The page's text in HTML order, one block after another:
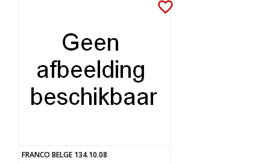
favorite_border
FRANCO BELGE 134.10.08